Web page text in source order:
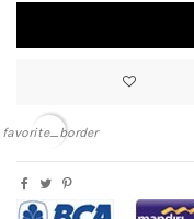
favorite_border